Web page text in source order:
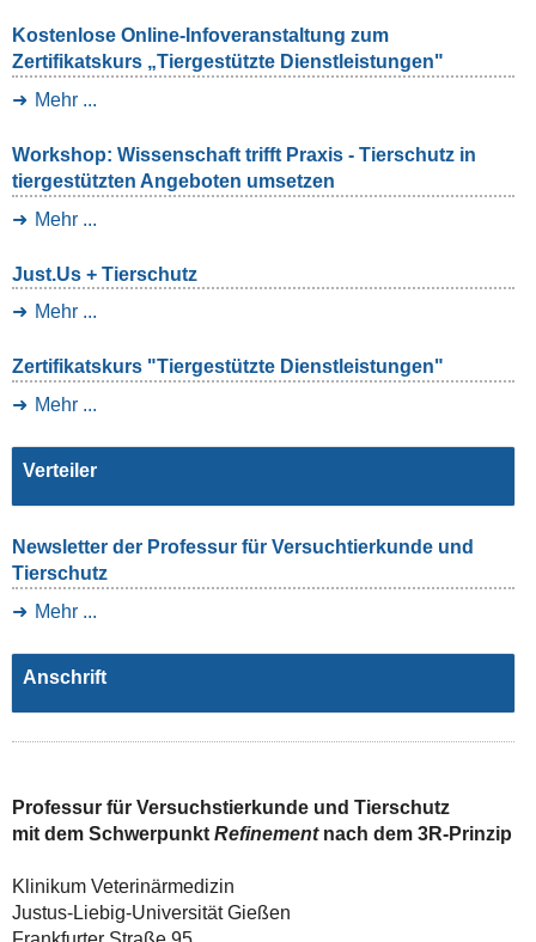
Kostenlose Online-Infoveranstaltung zum
Zertifikatskurs „Tiergestützte Dienstleistungen"
Mehr ...
Workshop: Wissenschaft trifft Praxis - Tierschutz in
tiergestützten Angeboten umsetzen
Mehr ...
Just.Us + Tierschutz
Mehr ...
Zertifikatskurs "Tiergestützte Dienstleistungen"
Mehr ...
Verteiler
Newsletter der Professur für Versuchtierkunde und
Tierschutz
Mehr ...
Anschrift
Professur für Versuchstierkunde und Tierschutz
mit dem SchwerpunktRefinementnach dem 3R-Prinzip
Klinikum Veterinärmedizin
Justus-Liebig-Universität Gießen